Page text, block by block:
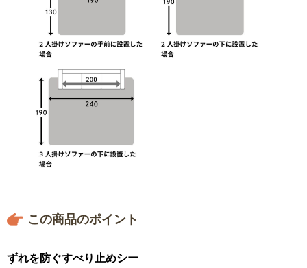
この商品のポイント
ずれを防ぐすべり止めシー